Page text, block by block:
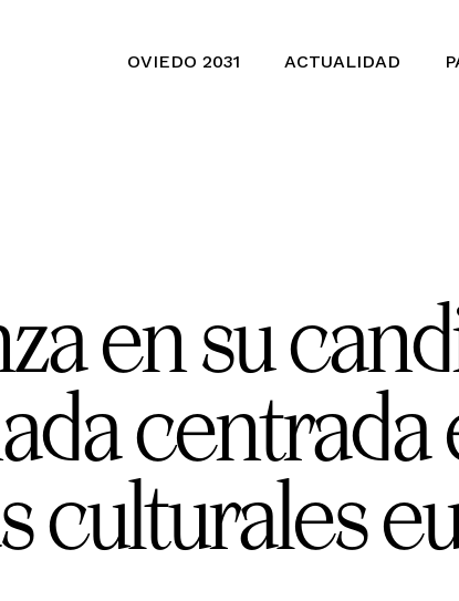
OVIEDO 2031 ACTUALIDAD
en su
centrada
culturales